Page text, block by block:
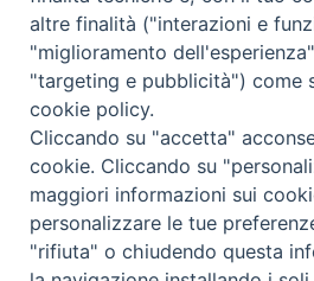
sede: Casa Sant'Andrea
via Valmarana, 20 – 35133 Padova
instagram:@casasantandreapadova
e mail:
Copyright© ChiesadiPadova2022
altre finalità ("interazioni e
"miglioramento
"targeting e pubblicità") come
cookie policy.
Cliccando su "accetta"
cookie. Cliccando su
maggiori informazioni sui
personalizzare le tue
"rifiuta" o chiudendo questa